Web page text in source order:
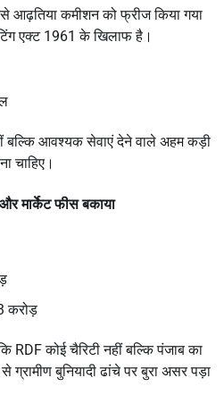
आढ़तिया कमीशन को फ्रीज किया गया
एक्ट 1961 के खिलाफ है।
बल्कि आवश्यक सेवाएं देने वाले अहम कड़ी
चाहिए।
मार्केट फीस बकाया
करोड़
RDF कोई चैरिटी नहीं बल्कि पंजाब का
बुनियादी ढांचे पर बुरा असर पड़ा